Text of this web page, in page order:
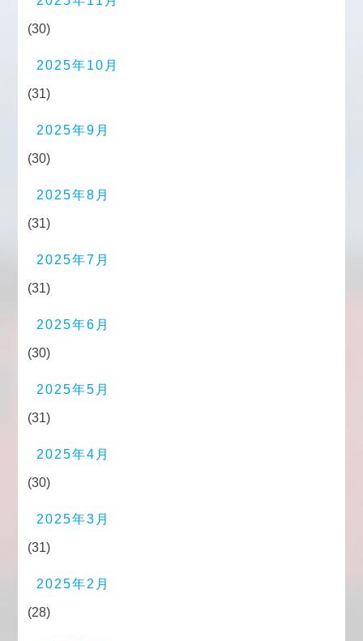
(30)
2025年10月
(31)
2025年9月
(30)
2025年8月
(31)
2025年7月
(31)
2025年6月
(30)
2025年5月
(31)
2025年4月
(30)
2025年3月
(31)
2025年2月
(28)